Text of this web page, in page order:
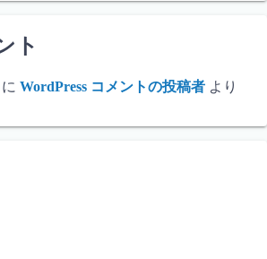
ト
WordPress コメントの投稿者 より